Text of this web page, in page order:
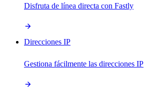
Disfruta de línea directa con Fastly
Direcciones IP
Gestiona fácilmente las direcciones IP